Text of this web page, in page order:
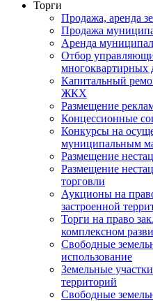
Торги
Продажа, аренда
Продажа
Аренда
Отбор
многоквартирных
Капитальный
ЖКХ
Размещение
Концессионные
Конкурсы на
муниципальным
Размещение
Размещение
торговли
Аукционы на
застроенной
Торги на право
комплексном
Свободные
использование
Земельные
территорий
Свободные